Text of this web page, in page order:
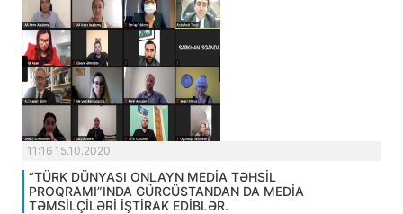
11:16 15.10.2020
“TÜRK DÜNYASI ONLAYN MEDİA TƏHSİL
PROQRAMI”INDA GÜRCÜSTANDAN DA MEDİA
TƏMSİLÇİLƏRİ İŞTİRAK EDİBLƏR.